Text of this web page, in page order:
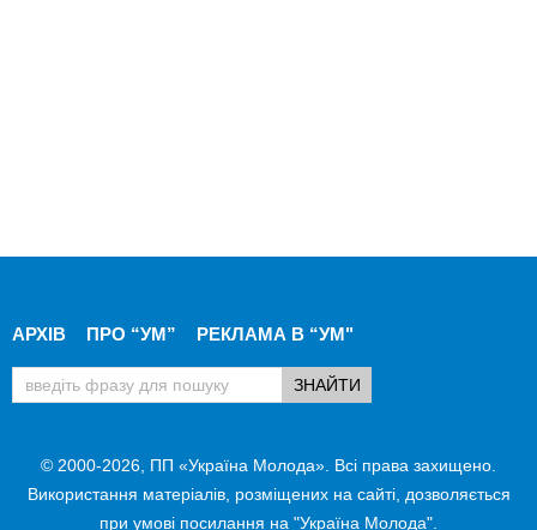
АРХІВ ПРО “УМ” РЕКЛАМА В “УМ"
© 2000-2026, ПП «Україна Молода». Всі права захищено.
Використання матеріалів, розміщених на сайті, дозволяється
при умові посилання на "Україна Молода".